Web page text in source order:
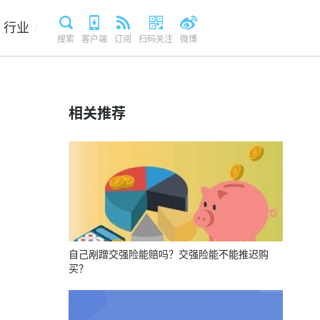
行业
搜索 客户端 订阅 扫码关注 微博
相关推荐
自己剐蹭交强险能赔吗？交强险能不能推迟购
买？